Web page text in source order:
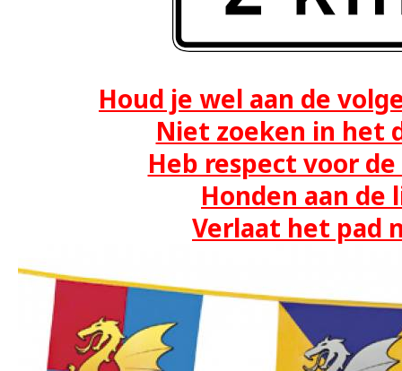
Houd je wel aan de
Niet zoeken in het
Heb respect voor
Honden aan de
Verlaat het pad